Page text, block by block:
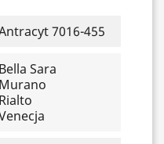
7016-455
Bella Sara
Murano
Rialto